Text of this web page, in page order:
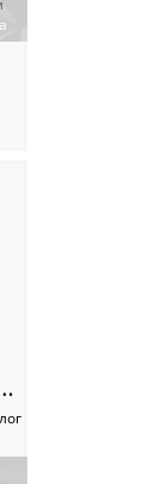
ГЛЯНЕЦ